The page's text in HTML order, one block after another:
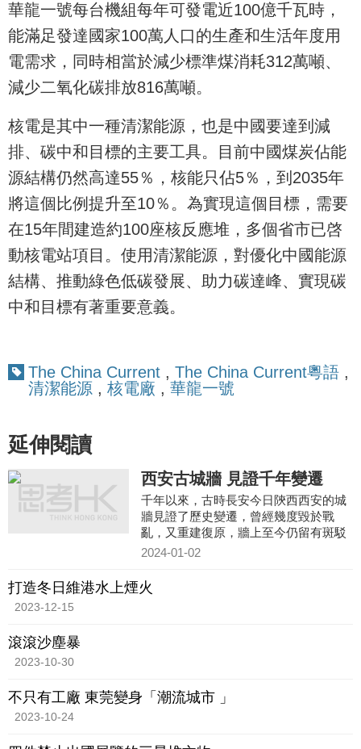
華龍一號每台機組每年可發電近100億千瓦時，
能滿足發達國家100萬人口的生產和生活年度用
電需求，同時相當於減少標準煤消耗312萬噸、
減少二氧化碳排放816萬噸。
核電是其中一種清潔能源，也是中國要達到減
排、碳中和目標的主要工具。目前中國煤炭佔能
源結構仍然高達55％，核能只佔5％，到2035年
將這個比例提升至10％。為實現這個目標，需要
在15年間建造約100座核反應堆，多個省市已啓
動核電站項目。使用清潔能源，對優化中國能源
結構、推動綠色低碳發展、助力碳達峰、實現碳
中和目標有著重要意義。
The China Current , The China Current粵語 ,
清潔能源 , 核電廠 , 華龍一號
延伸閱讀
西安古城牆 見證千年變遷
千年以來，古時長安今日陝西西安的城
牆見證了歷史變遷，曾經幾度毀於戰
亂，又重建復原，牆上至今仍留有斑駁
的痕迹。
2024-01-02
打造冬日維港水上煙火
2023-12-15
滾滾沙塵暴
2023-10-30
不只有工廠 東莞變身「潮流城市 」
2023-10-24